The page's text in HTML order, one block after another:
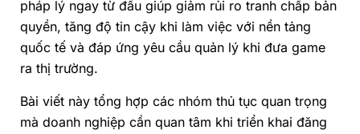
pháp lý ngay từ đầu giúp giảm rủi ro tranh chấp bản
quyền, tăng độ tin cậy khi làm việc với nền tảng
quốc tế và đáp ứng yêu cầu quản lý khi đưa game
ra thị trường.
Bài viết này tổng hợp các nhóm thủ tục quan trọng
mà doanh nghiệp cần quan tâm khi triển khai đăng